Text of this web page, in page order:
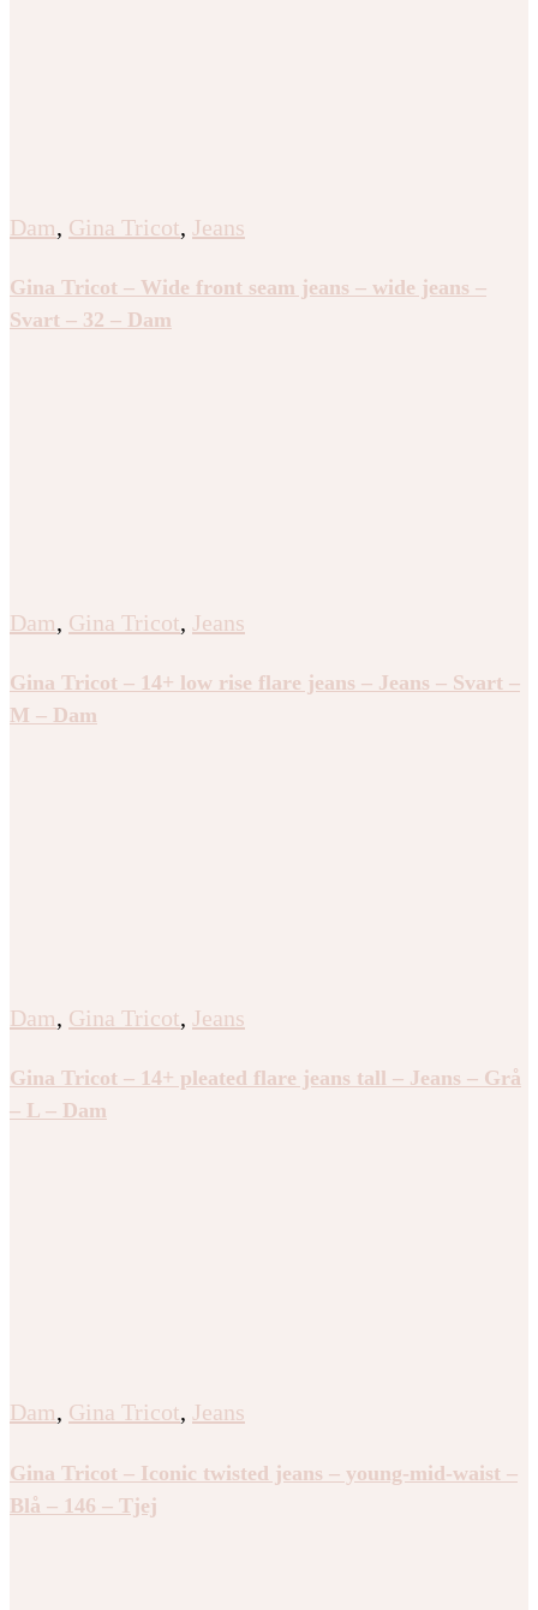
Dam, Gina Tricot, Jeans
Gina Tricot – Wide front seam jeans – wide jeans –
Svart – 32 – Dam
Dam, Gina Tricot, Jeans
Gina Tricot – 14+ low rise flare jeans – Jeans – Svart –
M – Dam
Dam, Gina Tricot, Jeans
Gina Tricot – 14+ pleated flare jeans tall – Jeans – Grå
– L – Dam
Dam, Gina Tricot, Jeans
Gina Tricot – Iconic twisted jeans – young-mid-waist –
Blå – 146 – Tjej